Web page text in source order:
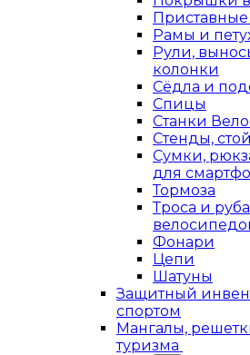
Приставные
Рамы и
Рули,
колонки
Сёдла и
Спицы
Станки
Стенды,
Сумки,
для
Тормоза
Троса и
Фонари
Цепи
Шатуны
Защитный
спортом
Мангалы,
туризма